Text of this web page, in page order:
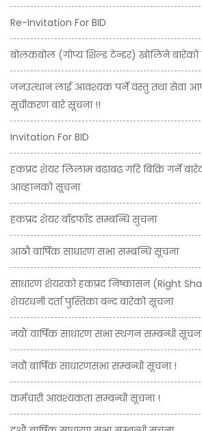
Re-Invitation For BID
बोलकबोल (गोप्य शिल्ड टेन्डर) खोलिने
जनउत्थान लाई आवश्यक पर्ने वस्तु तथा सेवा
सूचीकरण बारे सूचना !!
Invitation For BID
हकप्रद शेयर लिलाम बढाबढ गरि बिक्रि गर्ने
आव्हानको सूचना
हकप्रद शेयर बाँडफाँड सम्बन्धि सुचना
आठौ बार्षिक साधारण सभा सम्बन्धि सूचना
साधारण शेयरको हकप्रद निष्कासन (Right
शेयरधनी दर्ता पुस्तिका बन्द बारेको सूचना
नवौं वार्षिक साधारण सभा स्थगन सम्बन्धी
नवौ बार्षिक साधारणसभा सम्बन्धी सूचना !
कर्मचारी आवश्यकता सम्बन्धी सूचना !